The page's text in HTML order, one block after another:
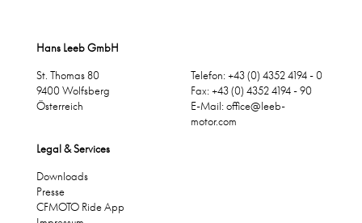
Hans Leeb GmbH
St. Thomas 80
9400 Wolfsberg
Österreich
Telefon: +43 (0) 4352 4194 - 0
Fax: +43 (0) 4352 4194 - 90
E-Mail:office@leeb-
motor.com
Legal & Services
Downloads
Presse
CFMOTO Ride App